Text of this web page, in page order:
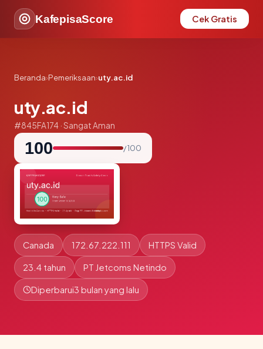
KafepisaScore Cek Gratis
Beranda›Pemeriksaan›uty.ac.id
uty.ac.id
#845FA174 · Sangat Aman
100 / 100
Canada 172.67.222.111 HTTPS Valid
23.4 tahun PT Jetcoms Netindo
Diperbarui3 bulan yang lalu